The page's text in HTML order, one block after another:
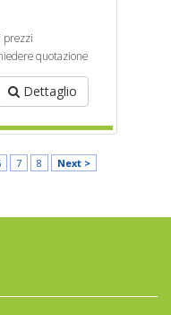
prezzi
quotazione
Dettaglio
7 8 Next >